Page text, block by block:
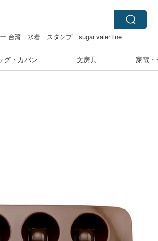
台湾 水着 スタンプ
sugar valentine
グ・カバン 文房具 家電